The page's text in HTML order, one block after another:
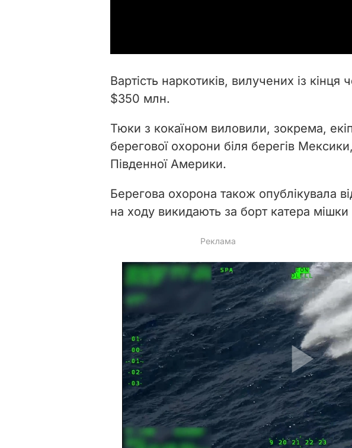
d
e
Вартість наркотиків, вилучених із
$350 млн.
Тюки з кокаїном виловили, зокрема,
берегової охорони біля берегів
Південної Америки.
Берегова охорона також опублікувала
на ходу викидають за борт катера